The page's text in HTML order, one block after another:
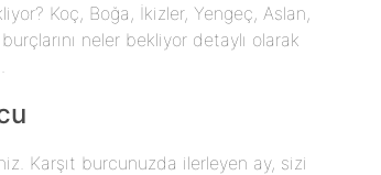
Koç, Boğa, İkizler, Yengeç, Aslan,
neler bekliyor detaylı olarak
Karşıt burcunuzda ilerleyen ay, sizi